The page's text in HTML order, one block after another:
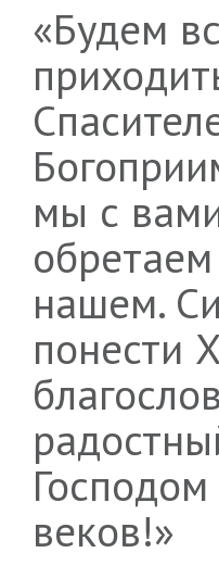
«Будем
мы с
нашем.
понести
веков!»